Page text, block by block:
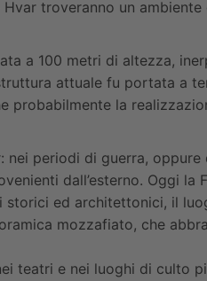
troveranno un ambiente
a 100 metri di altezza,
attuale fu portata a
probabilmente la
periodi di guerra, oppure
dall’esterno. Oggi la
ed architettonici, il
mozzafiato, che
teatri e nei luoghi di culto